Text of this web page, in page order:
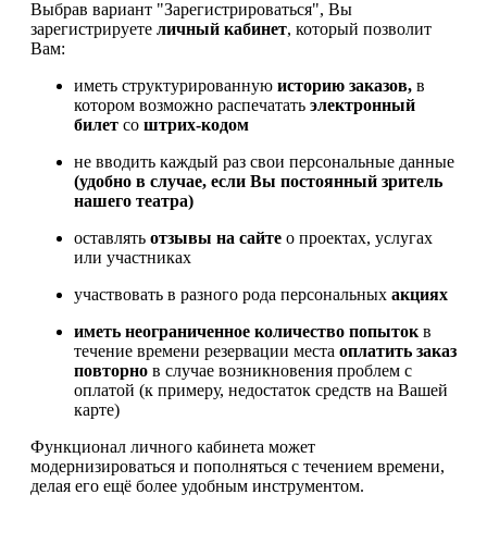
Выбрав вариант "Зарегистрироваться", Вы
зарегистрируете личный кабинет, который позволит
Вам:
иметь структурированную историю заказов, в
котором возможно распечатать электронный
билет со штрих-кодом
не вводить каждый раз свои персональные данные
(удобно в случае, если Вы постоянный зритель
нашего театра)
оставлять отзывы на сайте о проектах, услугах
или участниках
участвовать в разного рода персональных акциях
иметь неограниченное количество попыток в
течение времени резервации места оплатить заказ
повторно в случае возникновения проблем с
оплатой (к примеру, недостаток средств на Вашей
карте)
Функционал личного кабинета может
модернизироваться и пополняться с течением времени,
делая его ещё более удобным инструментом.